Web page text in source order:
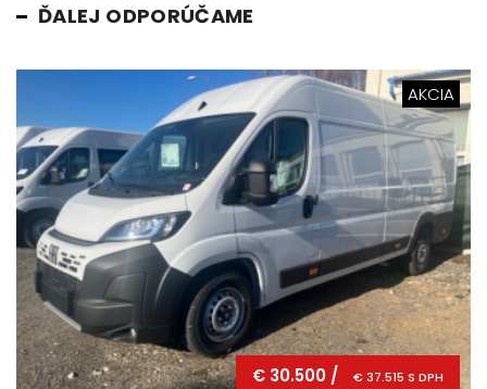
ĎALEJ ODPORÚČAME
€ 30.500 / € 37.515 S DPH
AKCIA